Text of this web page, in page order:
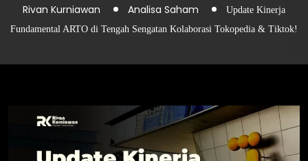
Rivan Kurniawan Analisa Saham
Update Kinerja
Fundamental ARTO di Tengah Sengatan Kolaborasi Tokopedia & Tiktok!